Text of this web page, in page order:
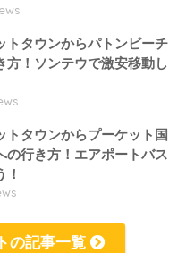
トタウンからパトンビーチ
方！ソンテウで激安移動し
トタウンからプーケット国
の行き方！エアポートバス
！
の記事一覧